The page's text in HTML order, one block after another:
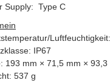
Supply: Type C
IP67
193 mm × 71,5 mm × 93,3
537 g